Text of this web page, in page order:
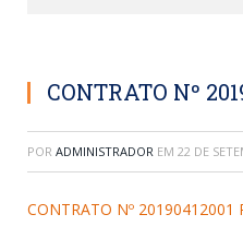
CONTRATO Nº
POR ADMINISTRADOR EM 22 DE
CONTRATO Nº 20190412001